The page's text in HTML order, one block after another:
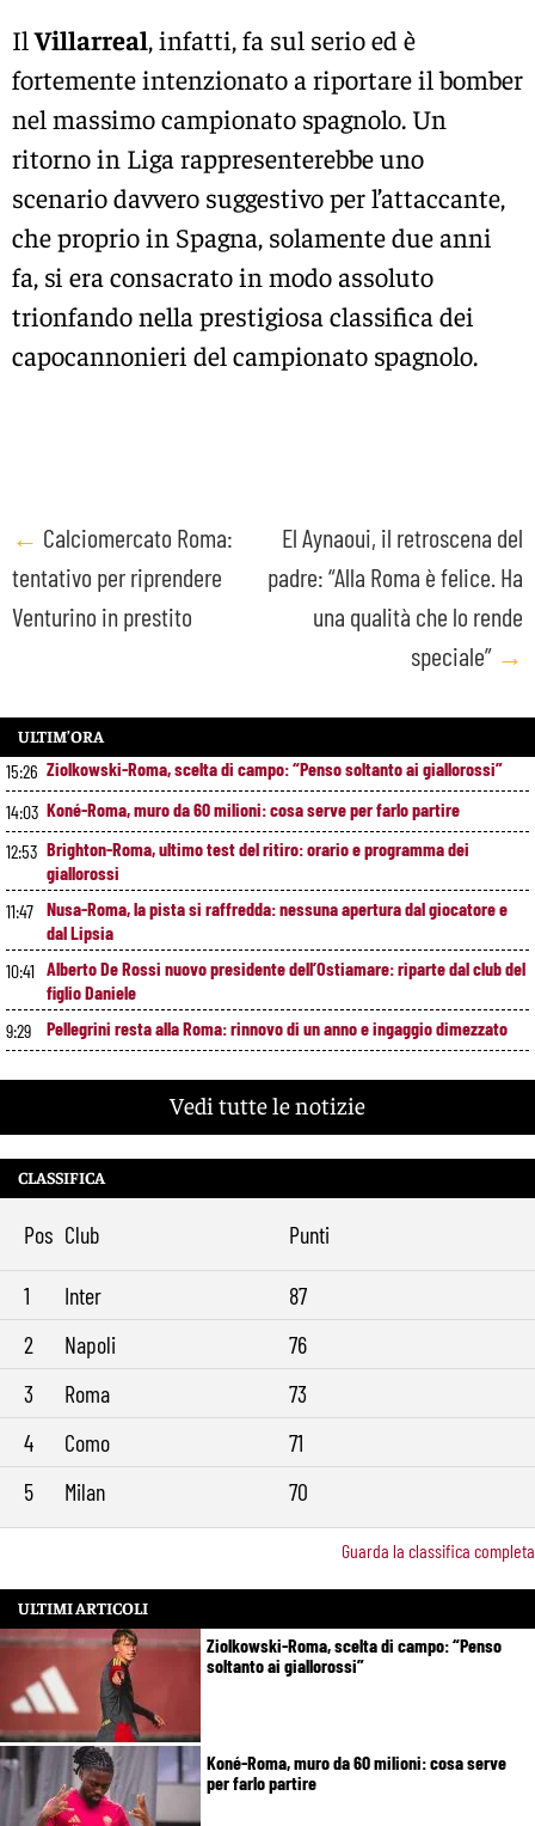
IlVillarreal, infatti, fa sul serio ed è
fortemente intenzionato a riportare il bomber
nel massimo campionato spagnolo. Un
ritorno in Liga rappresenterebbe uno
scenario davvero suggestivo per l’attaccante,
che proprio in Spagna, solamente due anni
fa, si era consacrato in modo assoluto
trionfando nella prestigiosa classifica dei
capocannonieri del campionato spagnolo.
Post
navigation
← Calciomercato Roma:
tentativo per riprendere
Venturino in prestito
El Aynaoui, il retroscena del
padre: “Alla Roma è felice. Ha
una qualità che lo rende
speciale” →
ULTIM’ORA
15:26 Ziolkowski-Roma, scelta di campo: “Penso soltanto ai giallorossi”
14:03 Koné-Roma, muro da 60 milioni: cosa serve per farlo partire
12:53 Brighton-Roma, ultimo test del ritiro: orario e programma dei
giallorossi
11:47 Nusa-Roma, la pista si raffredda: nessuna apertura dal giocatore e
dal Lipsia
10:41 Alberto De Rossi nuovo presidente dell’Ostiamare: riparte dal club del
figlio Daniele
9:29
Pellegrini resta alla Roma: rinnovo di un anno e ingaggio dimezzato
Vedi tutte le notizie
CLASSIFICA
Pos Club Punti
1 Inter
87
2
Napoli
76
3
Roma
73
4
Como
71
5
Milan 70
Guarda la classifica completa
ULTIMI ARTICOLI
Ziolkowski-Roma, scelta di campo: “Penso
soltanto ai giallorossi”
Koné-Roma, muro da 60 milioni: cosa serve
per farlo partire